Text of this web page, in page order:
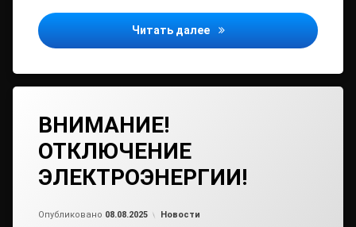
Читать далее Переговоры с
ВНИМАНИЕ!
ОТКЛЮЧЕНИЕ
ЭЛЕКТРОЭНЕРГИИ!
Опубликовано 08.08.2025 Рубрики:
Новости